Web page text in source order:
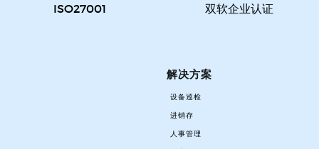
ISO27001 双软企业认证
解决方案
设备巡检
进销存
人事管理